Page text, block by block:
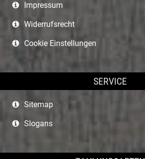
Impressum
Widerrufsrecht
Cookie Einstellungen
SERVICE
Sitemap
Slogans